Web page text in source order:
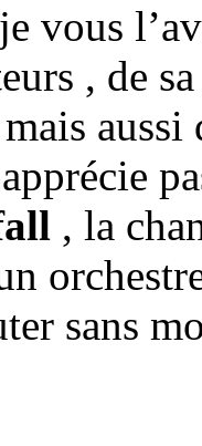
vous
, de
, la
sans